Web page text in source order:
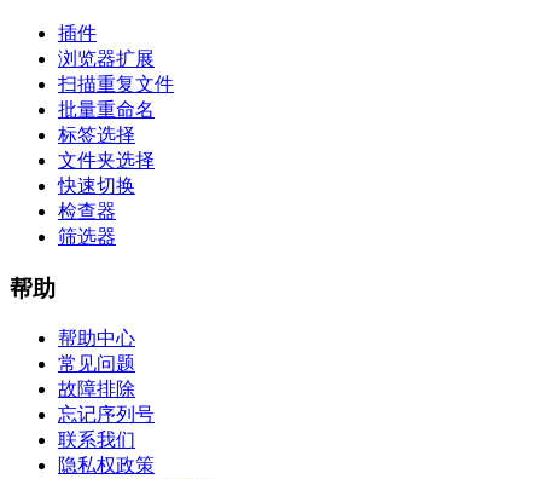
插件
浏览器扩展
扫描重复文件
批量重命名
标签选择
文件夹选择
快速切换
检查器
筛选器
帮助
帮助中心
常见问题
故障排除
忘记序列号
联系我们
隐私权政策